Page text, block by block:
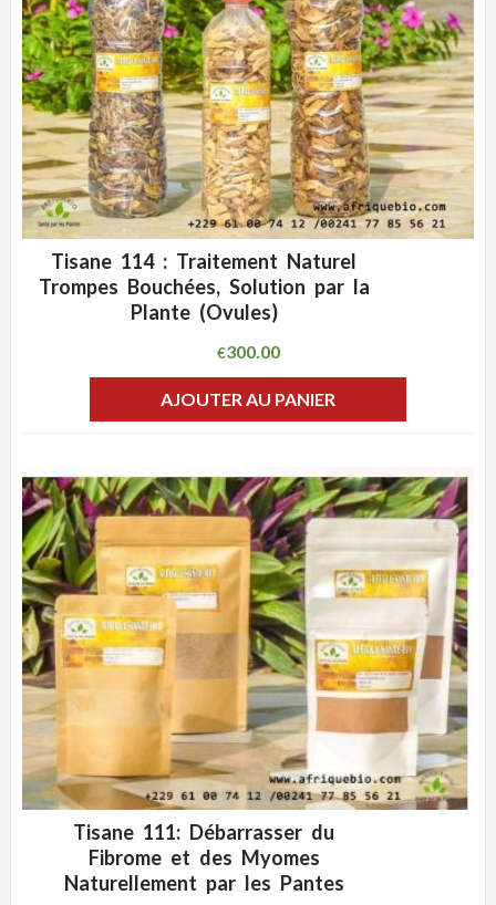
ADD WISHLIST
Tisane 114 : Traitement Naturel
Trompes Bouchées, Solution par la
Plante (Ovules)
€300.00
AJOUTER AU PANIER
ADD WISHLIST
Tisane 111: Débarrasser du
Fibrome et des Myomes
Naturellement par les Pantes